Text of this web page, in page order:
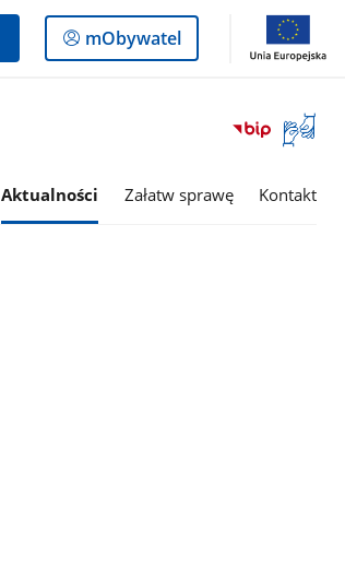
Logowanie
do
mObywatel
Otwórz
okno
Aktualności Załatw sprawę Kontakt